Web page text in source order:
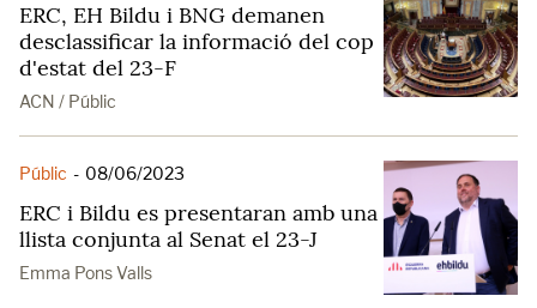
ERC, EH Bildu i BNG demanen
desclassificar la informació del cop
d'estat del 23-F
ACN / Públic
Públic - 08/06/2023
ERC i Bildu es presentaran amb una
llista conjunta al Senat el 23-J
Emma Pons Valls